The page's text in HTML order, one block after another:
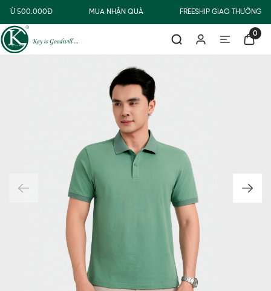
TỪ 500.000Đ MUA NHẬN QUÀ FREESHIP GIAO THƯỜNG
0